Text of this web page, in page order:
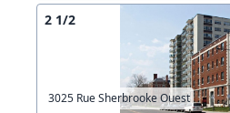
2 1/2
3025 Rue Sherbrooke Ouest